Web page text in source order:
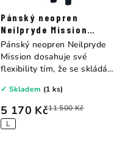
Pánský neopren
Neilpryde Mission
Fullsuit B/Z 5/4
5 170 Kč11 500 Kč
L
✓ Skladem (1 ks)
Pánský neopren Neilpryde
Mission dosahuje své
flexibility tím, že se skládá